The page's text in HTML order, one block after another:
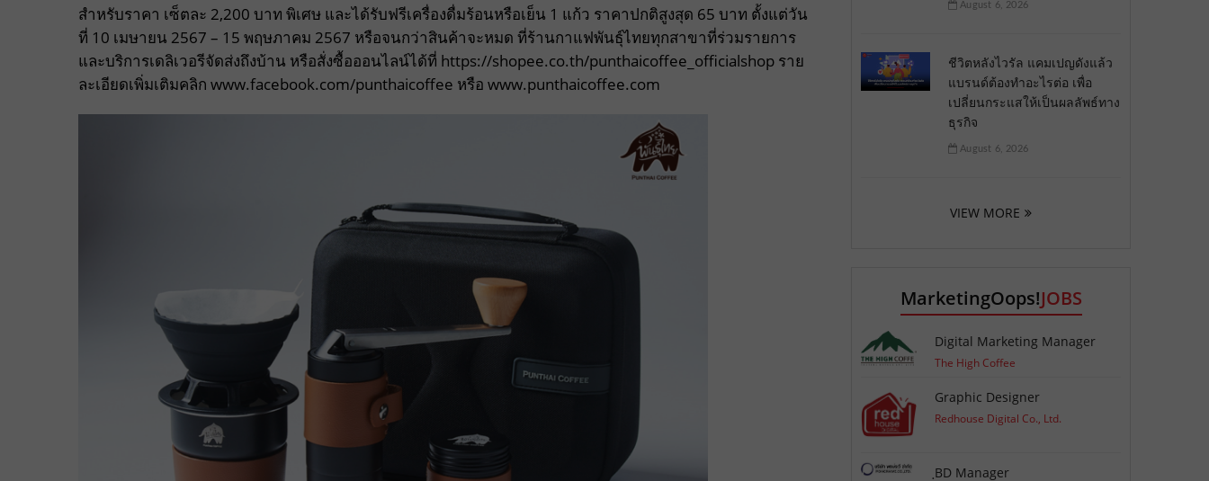
สำหรับราคา เซ็ตละ 2,200 บาท พิเศษ และได้รับฟรีเครื่องดื่มร้อนหรือเย็น 1 แก้ว ราคาปกติสูงสุด 65 บาท ตั้งแต่วัน
ที่ 10 เมษายน 2567 – 15 พฤษภาคม 2567 หรือจนกว่าสินค้าจะหมด ที่ร้านกาแฟพันธุ์ไทยทุกสาขาที่ร่วมรายการ
และบริการเดลิเวอรีจัดส่งถึงบ้าน หรือสั่งซื้อออนไลน์ได้ที่ https://shopee.co.th/punthaicoffee_officialshop ราย
ละเอียดเพิ่มเติมคลิก www.facebook.com/punthaicoffee หรือ www.punthaicoffee.com
August 6, 2026
ชีวิตหลังไวรัล แคมเปญดังแล้ว
แบรนด์ต้องทำอะไรต่อ เพื่อ
เปลี่ยนกระแสให้เป็นผลลัพธ์ทาง
ธุรกิจ
August 6, 2026
VIEW MORE
MarketingOops!JOBS
Digital Marketing Manager
The High Coffee
Graphic Designer
Redhouse Digital Co., Ltd.
ฺBD Manager